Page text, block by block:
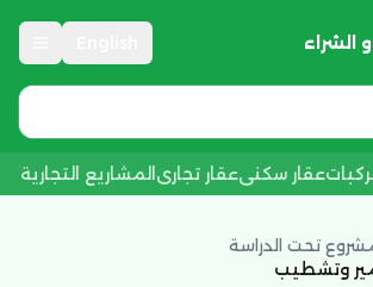
الشراء
عقار سكنيعقار تجاري المشاريع التجارية
تحت الدراسة
وتشطيب